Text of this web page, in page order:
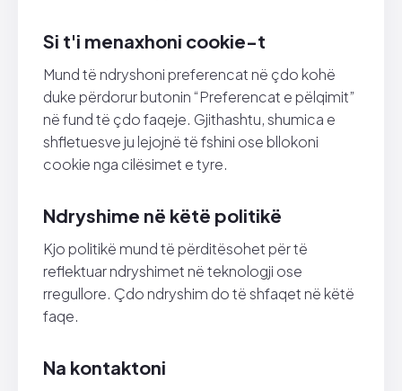
Si t'i menaxhoni cookie-t
Mund të ndryshoni preferencat në çdo kohë
duke përdorur butonin “Preferencat e pëlqimit”
në fund të çdo faqeje. Gjithashtu, shumica e
shfletuesve ju lejojnë të fshini ose bllokoni
cookie nga cilësimet e tyre.
Ndryshime në këtë politikë
Kjo politikë mund të përditësohet për të
reflektuar ndryshimet në teknologji ose
rregullore. Çdo ndryshim do të shfaqet në këtë
faqe.
Na kontaktoni